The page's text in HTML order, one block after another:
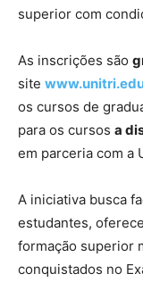
superior com
As inscrições são
site
os cursos de
para os cursos a
em parceria com a
A iniciativa busca
estudantes,
formação superior
conquistados no